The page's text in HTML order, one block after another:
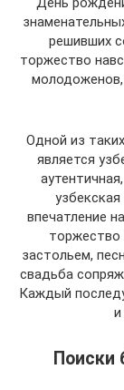
решивших
торжество
молодоженов,
Одной из
является
впечатление
торжество
застольем,
свадьба
Каждый
Поиски